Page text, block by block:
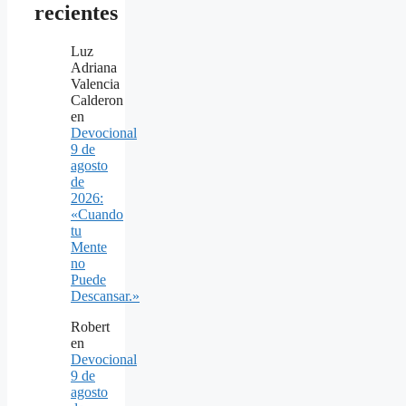
recientes
Luz
Adriana
Valencia
Calderon
en
Devocional
9 de
agosto
de
2026:
«Cuando
tu
Mente
no
Puede
Descansar.»
Robert
en
Devocional
9 de
agosto